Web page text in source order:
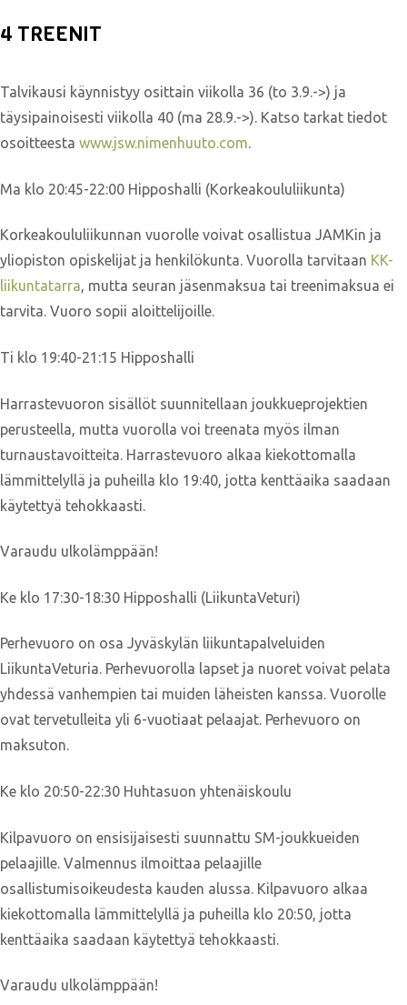
4 TREENIT
Talvikausi käynnistyy osittain viikolla 36 (to 3.9.->) ja
täysipainoisesti viikolla 40 (ma 28.9.->). Katso tarkat tiedot
osoitteesta www.jsw.nimenhuuto.com.
Ma klo 20:45-22:00 Hipposhalli (Korkeakoululiikunta)
Korkeakoululiikunnan vuorolle voivat osallistua JAMKin ja
yliopiston opiskelijat ja henkilökunta. Vuorolla tarvitaan KK-
liikuntatarra, mutta seuran jäsenmaksua tai treenimaksua ei
tarvita. Vuoro sopii aloittelijoille.
Ti klo 19:40-21:15 Hipposhalli
Harrastevuoron sisällöt suunnitellaan joukkueprojektien
perusteella, mutta vuorolla voi treenata myös ilman
turnaustavoitteita. Harrastevuoro alkaa kiekottomalla
lämmittelyllä ja puheilla klo 19:40, jotta kenttäaika saadaan
käytettyä tehokkaasti.
Varaudu ulkolämppään!
Ke klo 17:30-18:30 Hipposhalli (LiikuntaVeturi)
Perhevuoro on osa Jyväskylän liikuntapalveluiden
LiikuntaVeturia. Perhevuorolla lapset ja nuoret voivat pelata
yhdessä vanhempien tai muiden läheisten kanssa. Vuorolle
ovat tervetulleita yli 6-vuotiaat pelaajat. Perhevuoro on
maksuton.
Ke klo 20:50-22:30 Huhtasuon yhtenäiskoulu
Kilpavuoro on ensisijaisesti suunnattu SM-joukkueiden
pelaajille. Valmennus ilmoittaa pelaajille
osallistumisoikeudesta kauden alussa. Kilpavuoro alkaa
kiekottomalla lämmittelyllä ja puheilla klo 20:50, jotta
kenttäaika saadaan käytettyä tehokkaasti.
Varaudu ulkolämppään!